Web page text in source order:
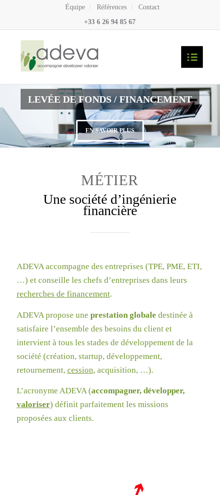
Équipe Références
Contact
+33 6 26 94 85 67
LEVÉE DE FONDS / FINANCEMENT
EN SAVOIR PLUS
MÉTIER
Une société d’ingénierie
financière
ADEVA accompagne des entreprises (TPE, PME, ETI,
…) et conseille les chefs d’entreprises dans leurs
recherches de financement.
ADEVA propose une prestation globale destinée à
satisfaire l’ensemble des besoins du client et
intervient à tous les stades de développement de la
société (création, startup, développement,
retournement, cession, acquisition, …).
L’acronyme ADEVA (accompagner, développer,
valoriser) définit parfaitement les missions
proposées aux clients.